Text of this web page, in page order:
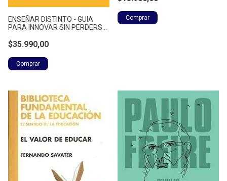
ENSEÑAR DISTINTO - GUIA
PARA INNOVAR SIN PERDERSE
$35.990,00